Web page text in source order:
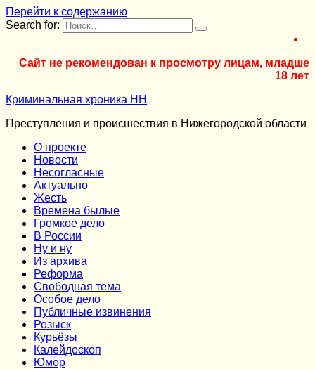
Перейти к содержанию
Search for:
Сайт не рекомендован к просмотру лицам, младше
18 лет
Криминальная хроника НН
Преступления и происшествия в Нижегородской области
О проекте
Новости
Несогласные
Актуально
Жесть
Времена былые
Громкое дело
В России
Ну и ну
Из архива
Реформа
Cвободная тема
Особое дело
Публичные извинения
Розыск
Курьёзы
Калейдоскоп
Юмор